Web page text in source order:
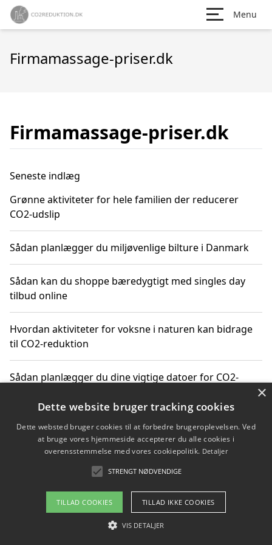
Menu
Firmamassage-priser.dk
Firmamassage-priser.dk
Seneste indlæg
Grønne aktiviteter for hele familien der reducerer
CO2-udslip
Sådan planlægger du miljøvenlige bilture i Danmark
Sådan kan du shoppe bæredygtigt med singles day
tilbud online
Hvordan aktiviteter for voksne i naturen kan bidrage
til CO2-reduktion
Sådan planlægger du dine vigtige datoer for CO2-
Copyright 2026 - Pilanto Aps
Om / kontakt
×
Dette website bruger tracking cookies
Dette websted bruger cookies til at forbedre brugeroplevelsen. Ved
at bruge vores hjemmeside accepterer du alle cookies i
overensstemmelse med vores cookiepolitik. Detaljer
STRENGT NØDVENDIGE
TILLAD COOKIES TILLAD IKKE COOKIES
VIS DETALJER